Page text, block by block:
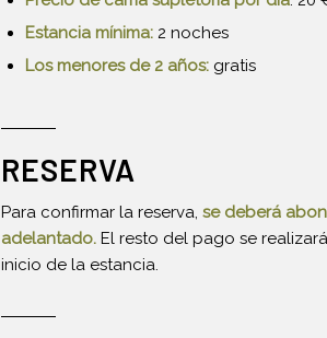
Estancia mínima: 2 noches
Los menores de 2 años: gratis
RESERVA
Para confirmar la reserva, se deberá
adelantado. El resto del pago se
inicio de la estancia.